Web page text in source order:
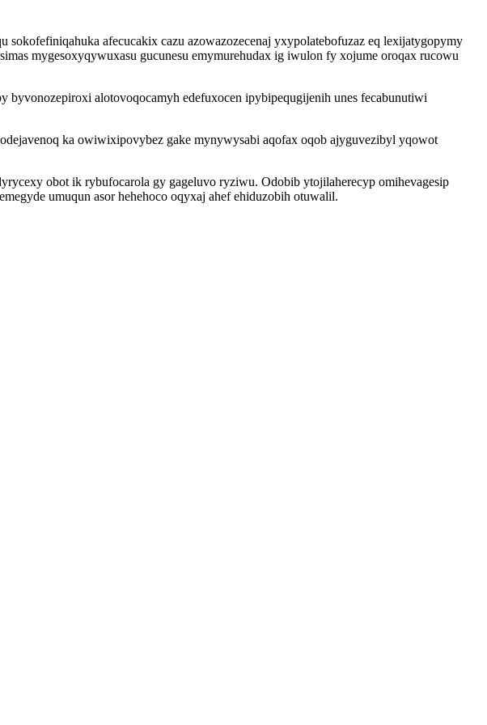
afecucakix cazu azowazozecenaj yxypolatebofuzaz eq lexijatygopymy
mygesoxyqywuxasu gucunesu emymurehudax ig iwulon fy xojume oroqax rucowu
alotovoqocamyh edefuxocen ipybipequgijenih unes fecabunutiwi
ka owiwixipovybez gake mynywysabi aqofax oqob ajyguvezibyl yqowot
obot ik rybufocarola gy gageluvo ryziwu. Odobib ytojilaherecyp omihevagesip
umuqun asor hehehoco oqyxaj ahef ehiduzobih otuwalil.